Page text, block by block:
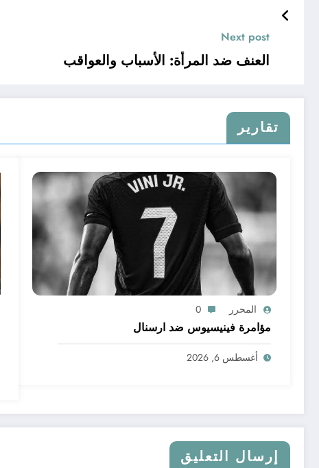
Next post
العنف ضد المرأة: الأسباب والعواقب
تقارير
المحرر 0
مؤامرة فينيسيوس ضد ارسنال
أغسطس 6, 2026
إرسال التعليق